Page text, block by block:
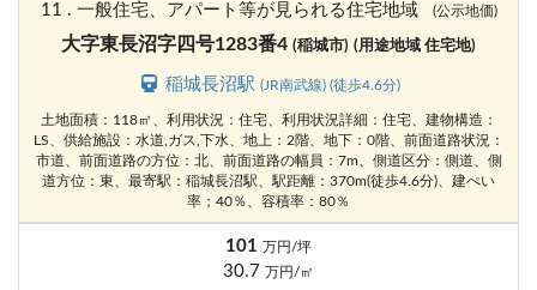
11 . 一般住宅、アパート等が見られる住宅地域 (公示地価)
大字東長沼字四号1283番4 (稲城市) (用途地域 住宅地)
稲城長沼駅 (JR南武線) (徒歩4.6分)
土地面積：118㎡、利用状況：住宅、利用状況詳細：住宅、建物構造：
LS、供給施設：水道,ガス,下水、地上：2階、地下：0階、前面道路状況：
市道、前面道路の方位：北、前面道路の幅員：7m、側道区分：側道、側
道方位：東、最寄駅：稲城長沼駅、駅距離：370m(徒歩4.6分)、建ぺい
率；40％、容積率：80％
101 万円/坪
30.7 万円/㎡